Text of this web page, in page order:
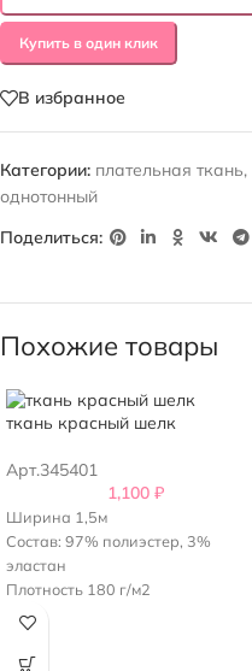
Купить в один клик
В избранное
Категории: плательная ткань,
однотонный
Поделиться:
Похожие товары
ткань красный шелк
Арт.345401
1,100 ₽
Ширина 1,5м
Состав: 97% полиэстер, 3%
эластан
Плотность 180 г/м2